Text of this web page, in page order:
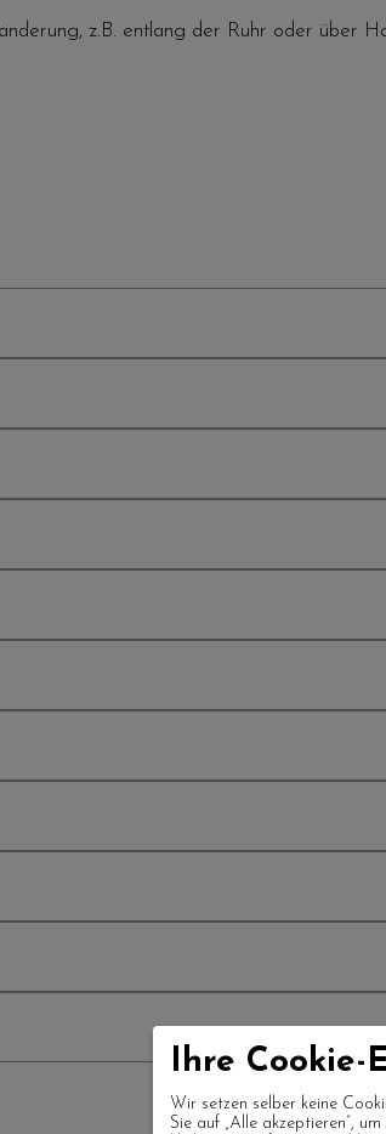
z.B. entlang der Ruhr oder über
Ihre Cookie-
Wir setzen selber keine
Sie auf „Alle akzeptieren“,